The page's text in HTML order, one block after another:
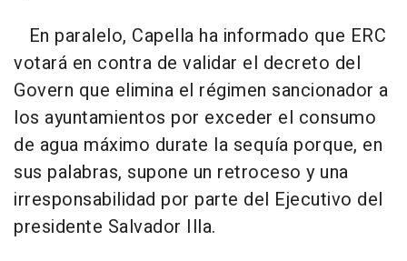
En paralelo, Capella ha informado que ERC
votará en contra de validar el decreto del
Govern que elimina el régimen sancionador a
los ayuntamientos por exceder el consumo
de agua máximo durate la sequía porque, en
sus palabras, supone un retroceso y una
irresponsabilidad por parte del Ejecutivo del
presidente Salvador Illa.